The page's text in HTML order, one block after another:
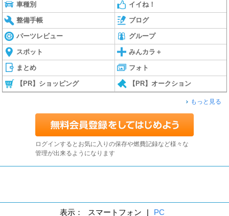
車種別 イイね！
整備手帳 ブログ
パーツレビュー グループ
スポット みんカラ＋
まとめ フォト
【PR】ショッピング 【PR】オークション
もっと見る
ログインするとお気に入りの保存や燃費記録など様々な
管理が出来るようになります
表示： スマートフォン | PC